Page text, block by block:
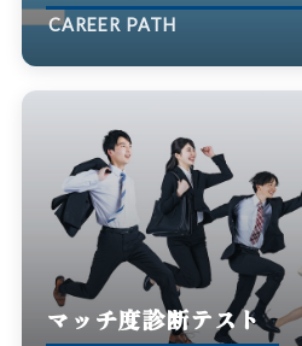
CAREER PATH
マッチ度診断テスト